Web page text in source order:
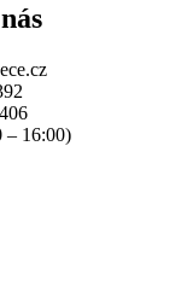
– 16:00)